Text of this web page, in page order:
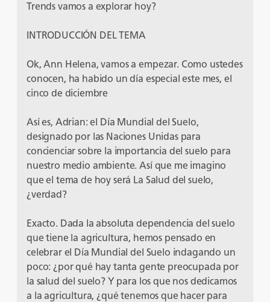
Trends vamos a explorar hoy?
INTRODUCCIÓN DEL TEMA
Ok, Ann Helena, vamos a empezar. Como ustedes
conocen, ha habido un día especial este mes, el
cinco de diciembre
Así es, Adrian: el Día Mundial del Suelo,
designado por las Naciones Unidas para
concienciar sobre la importancia del suelo para
nuestro medio ambiente. Así que me imagino
que el tema de hoy será La Salud del suelo,
¿verdad?
Exacto. Dada la absoluta dependencia del suelo
que tiene la agricultura, hemos pensado en
celebrar el Día Mundial del Suelo indagando un
poco: ¿por qué hay tanta gente preocupada por
la salud del suelo? Y para los que nos dedicamos
a la agricultura, ¿qué tenemos que hacer para